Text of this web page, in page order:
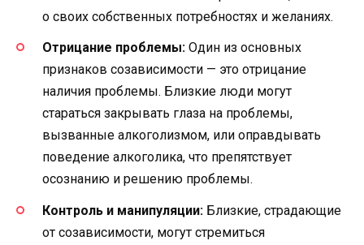
о своих собственных потребностях и желаниях.
Отрицание проблемы: Один из основных
признаков созависимости — это отрицание
наличия проблемы. Близкие люди могут
стараться закрывать глаза на проблемы,
вызванные алкоголизмом, или оправдывать
поведение алкоголика, что препятствует
осознанию и решению проблемы.
Контроль и манипуляции: Близкие, страдающие
от созависимости, могут стремиться